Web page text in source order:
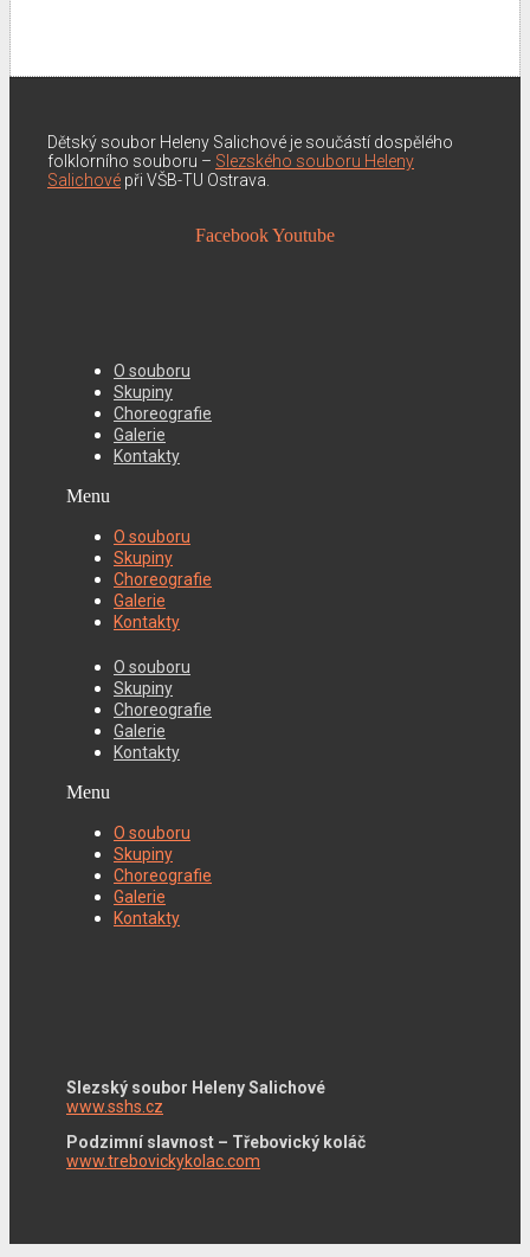
Dětský soubor Heleny Salichové je součástí dospělého
folklorního souboru – Slezského souboru Heleny
Salichové při VŠB-TU Ostrava.
FacebookYoutube
O souboru
Skupiny
Choreografie
Galerie
Kontakty
Menu
O souboru
Skupiny
Choreografie
Galerie
Kontakty
O souboru
Skupiny
Choreografie
Galerie
Kontakty
Menu
O souboru
Skupiny
Choreografie
Galerie
Kontakty
Slezský soubor Heleny Salichové
www.sshs.cz
Podzimní slavnost – Třebovický koláč
www.trebovickykolac.com